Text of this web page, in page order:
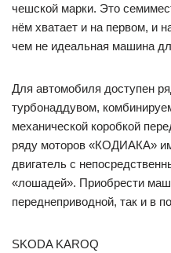
чешской марки. Это
нём хватает и на первом, и
чем не идеальная машина
Для автомобиля доступен
турбонаддувом,
механической коробкой
ряду моторов «КОДИАКА»
двигатель с
«лошадей». Приобрести
переднеприводной, так и в
SKODA KAROQ